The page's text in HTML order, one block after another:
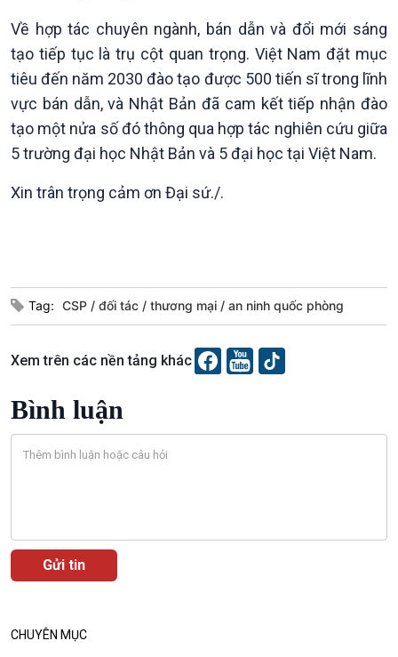
Thanh âm ký sự
Chân dung cuộc sống
Về hợp tác chuyên ngành, bán dẫn và đổi mới sáng
tạo tiếp tục là trụ cột quan trọng. Việt Nam đặt mục
tiêu đến năm 2030 đào tạo được 500 tiến sĩ trong lĩnh
vực bán dẫn, và Nhật Bản đã cam kết tiếp nhận đào
tạo một nửa số đó thông qua hợp tác nghiên cứu giữa
5 trường đại học Nhật Bản và 5 đại học tại Việt Nam.
Xin trân trọng cảm ơn Đại sứ./.
Tag: CSP đối tác thương mại an ninh quốc phòng
Xem trên các nền tảng khác
Bình luận
CHUYÊN MỤC